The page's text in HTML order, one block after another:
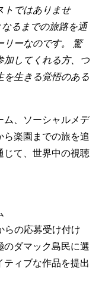
トではありませ
るまでの旅路を通
リーなのです。 驚
加してくれる方、つ
を生きる覚悟のある
ム、ソーシャルメデ
ら楽園までの旅を追
じて、世界中の視聴
らの応募受け付け
のダマック島民に選
ィブな作品を提出